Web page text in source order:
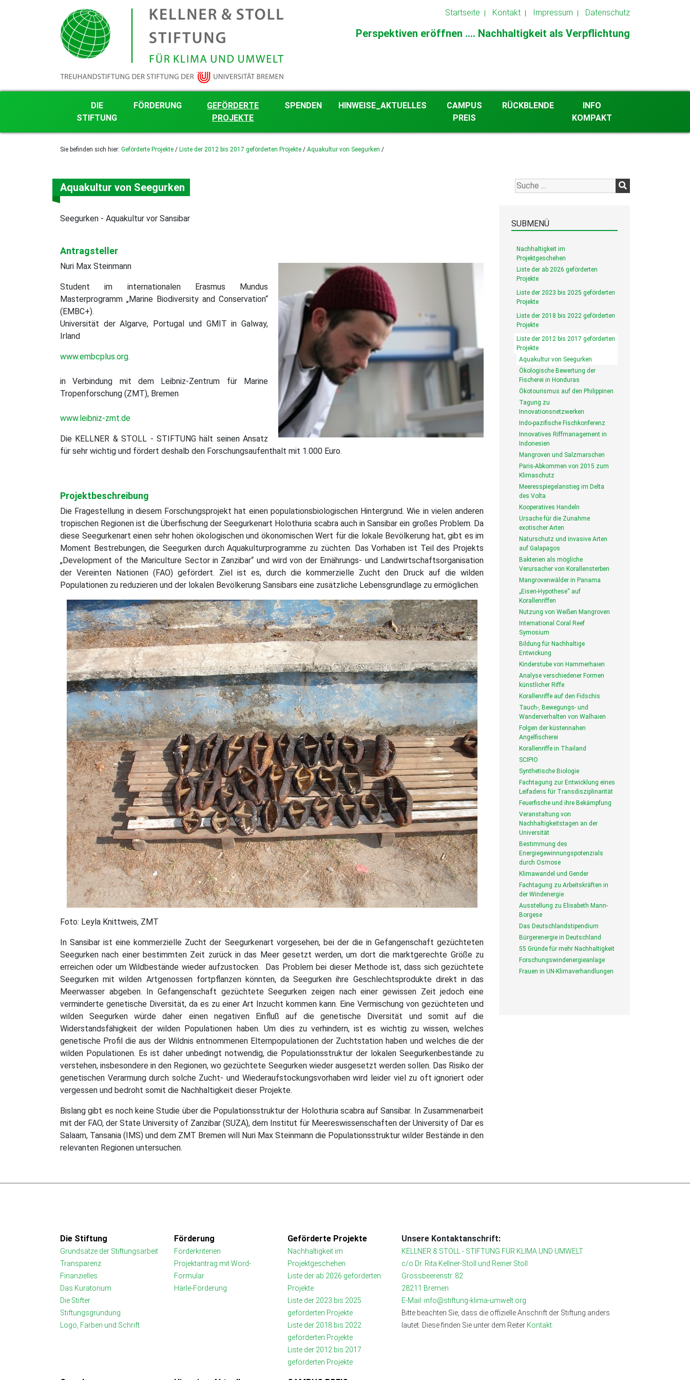
Startseite Kontakt Impressum Datenschutz
Perspektiven eröffnen .... Nachhaltigkeit als Verpflichtung
DIE
STIFTUNG
Grundsätze der Stiftungsarbeit
Das Kuratorium
Die Stifter
Logo, Farben und Schrift
FÖRDERUNG
Förderkriterien
Härle-Förderung
GEFÖRDERTE
PROJEKTE
Nachhaltigkeit im
Projektgeschehen
SPENDEN HINWEISE_AKTUELLES
CAMPUS
PREIS
RÜCKBLENDE
INFO
KOMPAKT
Sie befinden sich hier: Geförderte Projekte / Liste der 2012 bis 2017 geförderten Projekte / Aquakultur von Seegurken /
Aquakultur von Seegurken
Seegurken - Aquakultur vor Sansibar
Antragsteller
Nuri Max Steinmann
Student im internationalen Erasmus Mundus
Masterprogramm „Marine Biodiversity and Conservation“
(EMBC+).
Universität der Algarve, Portugal und GMIT in Galway,
Irland
www.embcplus.org.
in Verbindung mit dem Leibniz-Zentrum für Marine
Tropenforschung (ZMT), Bremen
www.leibniz-zmt.de
Die KELLNER & STOLL - STIFTUNG hält seinen Ansatz
für sehr wichtig und fördert deshalb den Forschungsaufenthalt mit 1.000 Euro.
Projektbeschreibung
Die Fragestellung in diesem Forschungsprojekt hat einen populationsbiologischen Hintergrund. Wie in vielen anderen
tropischen Regionen ist die Überfischung der Seegurkenart Holothuria scabra auch in Sansibar ein großes Problem. Da
diese Seegurkenart einen sehr hohen ökologischen und ökonomischen Wert für die lokale Bevölkerung hat, gibt es im
Moment Bestrebungen, die Seegurken durch Aquakulturprogramme zu züchten. Das Vorhaben ist Teil des Projekts
„Development of the Mariculture Sector in Zanzibar“ und wird von der Ernährungs- und Landwirtschaftsorganisation
der Vereinten Nationen (FAO) gefördert. Ziel ist es, durch die kommerzielle Zucht den Druck auf die wilden
Populationen zu reduzieren und der lokalen Bevölkerung Sansibars eine zusätzliche Lebensgrundlage zu ermöglichen.
Foto: Leyla Knittweis, ZMT
In Sansibar ist eine kommerzielle Zucht der Seegurkenart vorgesehen, bei der die in Gefangenschaft gezüchteten
Seegurken nach einer bestimmten Zeit zurück in das Meer gesetzt werden, um dort die marktgerechte Größe zu
erreichen oder um Wildbestände wieder aufzustocken. Das Problem bei dieser Methode ist, dass sich gezüchtete
Seegurken mit wilden Artgenossen fortpflanzen könnten, da Seegurken ihre Geschlechtsprodukte direkt in das
Meerwasser abgeben. In Gefangenschaft gezüchtete Seegurken zeigen nach einer gewissen Zeit jedoch eine
verminderte genetische Diversität, da es zu einer Art Inzucht kommen kann. Eine Vermischung von gezüchteten und
wilden Seegurken würde daher einen negativen Einfluß auf die genetische Diversität und somit auf die
Widerstandsfähigkeit der wilden Populationen haben. Um dies zu verhindern, ist es wichtig zu wissen, welches
genetische Profil die aus der Wildnis entnommenen Elternpopulationen der Zuchtstation haben und welches die der
wilden Populationen. Es ist daher unbedingt notwendig, die Populationsstruktur der lokalen Seegurkenbestände zu
verstehen, insbesondere in den Regionen, wo gezüchtete Seegurken wieder ausgesetzt werden sollen. Das Risiko der
genetischen Verarmung durch solche Zucht- und Wiederaufstockungsvorhaben wird leider viel zu oft ignoriert oder
vergessen und bedroht somit die Nachhaltigkeit dieser Projekte.
Bislang gibt es noch keine Studie über die Populationsstruktur der Holothuria scabra auf Sansibar. In Zusammenarbeit
mit der FAO, der State University of Zanzibar (SUZA), dem Institut für Meereswissenschaften der University of Dar es
Salaam, Tansania (IMS) und dem ZMT Bremen will Nuri Max Steinmann die Populationsstruktur wilder Bestände in den
relevanten Regionen untersuchen.
SUBMENÜ
Nachhaltigkeit im
Projektgeschehen
Liste der ab 2026 geförderten
Projekte
Liste der 2023 bis 2025 geförderten
Projekte
Liste der 2018 bis 2022 geförderten
Projekte
Liste der 2012 bis 2017 geförderten
Projekte
Aquakultur von Seegurken
Ökologische Bewertung der
Fischerei in Honduras
Ökotourismus auf den Philippinen
Tagung zu
Innovationsnetzwerken
Indo-pazifische Fischkonferenz
Innovatives Riffmanagement in
Indonesien
Mangroven und Salzmarschen
Paris-Abkommen von 2015 zum
Klimaschutz
Meeresspiegelanstieg im Delta
des Volta
Kooperatives Handeln
Ursache für die Zunahme
exotischer Arten
Naturschutz und invasive Arten
auf Galapagos
Bakterien als mögliche
Verursacher von Korallensterben
Mangrovenwälder in Panama
„Eisen-Hypothese“ auf
Korallenriffen
Nutzung von Weißen Mangroven
International Coral Reef
Symosium
Bildung für Nachhaltige
Entwickung
Kinderstube von Hammerhaien
Analyse verschiedener Formen
künstlicher Riffe
Korallenriffe auf den Fidschis
Tauch-, Bewegungs- und
Wanderverhalten von Walhaien
Folgen der küstennahen
Angelfischerei
Korallenriffe in Thailand
SCIPIO
Synthetische Biologie
Fachtagung zur Entwicklung eines
Leifadens für Transdisziplinarität
Feuerfische und ihre Bekämpfung
Veranstaltung von
Nachhaltigkeitstagen an der
Universität
Bestimmung des
Energiegewinnungspotenzials
durch Osmose
Klimawandel und Gender
Fachtagung zu Arbeitskräften in
der Windenergie
Ausstellung zu Elisabeth Mann-
Borgese
Das Deutschlandstipendium
Bürgerenergie in Deutschland
55 Gründe für mehr Nachhaltigkeit
Forschungswindenergieanlage
Frauen in UN-Klimaverhandlungen
Die Stiftung
Grundsätze der Stiftungsarbeit
Transparenz
Finanzielles
Das Kuratorium
Die Stifter
Stiftungsgründung
Logo, Farben und Schrift
Förderung
Förderkriterien
Projektantrag mit Word-
Formular
Härle-Förderung
Geförderte Projekte
Nachhaltigkeit im
Projektgeschehen
Liste der ab 2026 geförderten
Projekte
Liste der 2023 bis 2025
geförderten Projekte
Liste der 2018 bis 2022
geförderten Projekte
Liste der 2012 bis 2017
geförderten Projekte
Unsere Kontaktanschrift:
KELLNER & STOLL - STIFTUNG FÜR KLIMA UND UMWELT
c/o Dr. Rita Kellner-Stoll und Reiner Stoll
Grossbeerenstr. 82
28211 Bremen
E-Mail: info@stiftung-klima-umwelt.org
Bitte beachten Sie, dass die offizielle Anschrift der Stiftung anders
lautet. Diese finden Sie unter dem Reiter Kontakt.